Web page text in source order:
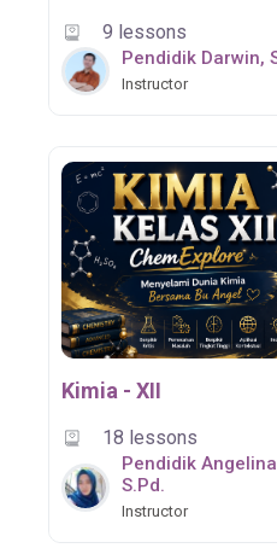
9 lessons
Pendidik Darwin,
Instructor
Kimia - XII
18 lessons
Pendidik
S.Pd.
Instructor